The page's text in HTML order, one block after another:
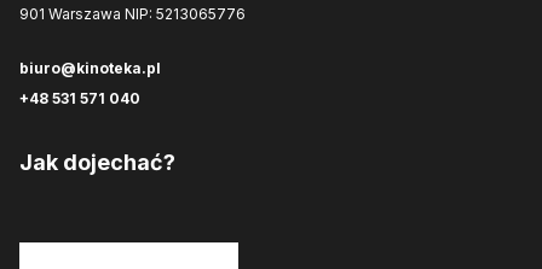
901 Warszawa NIP: 5213065776
biuro@kinoteka.pl
+48 531 571 040
Jak dojechać?